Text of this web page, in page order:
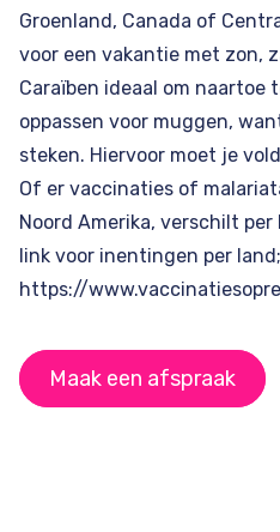
Groenland, Canada of
voor een vakantie met zon,
Caraïben ideaal om naartoe
oppassen voor muggen,
steken. Hiervoor moet je
Of er vaccinaties of
Noord Amerika, verschilt per
link voor inentingen per land;
https://
Maak een afspraak